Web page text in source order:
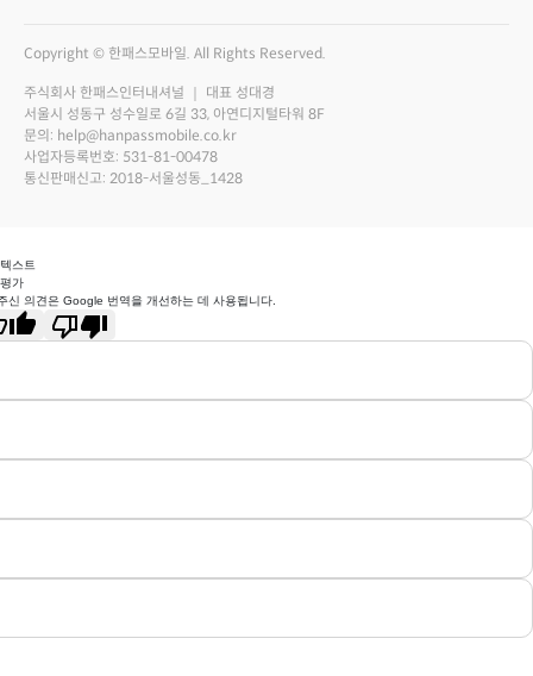
Copyright © 한패스모바일. All Rights Reserved.
주식회사 한패스인터내셔널 ｜ 대표 성대경
서울시 성동구 성수일로 6길 33, 아연디지털타워 8F
문의: help@hanpassmobile.co.kr
사업자등록번호: 531-81-00478
통신판매신고: 2018-서울성동_1428
스트
가
신 의견은 Google 번역을 개선하는 데 사용됩니다.